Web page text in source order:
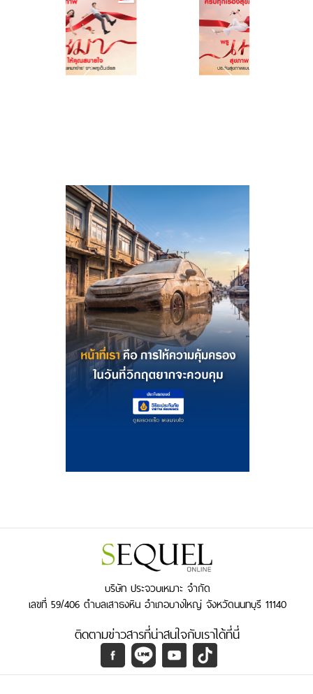
บริษัท ประจวบเหมาะ จำกัด
เลขที่ 59/406 ตำบลเสาธงหิน อำเภอบางใหญ่ จังหวัดนนทบุรี 11140
ติดตามข่าวสารที่น่าสนใจกับเราได้ที่นี่